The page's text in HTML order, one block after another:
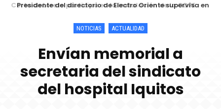
Presidente del directorio de Electro Oriente supervisa en
servicio eléctrico
NOTICIAS ACTUALIDAD
Envían memorial a
secretaria del sindicato
del hospital Iquitos